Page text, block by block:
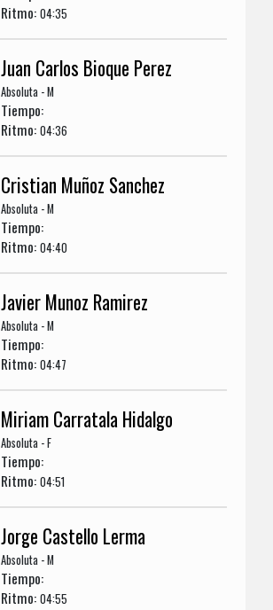
Ritmo:04:35
Juan Carlos Bioque Perez
Absoluta - M
Tiempo:
Ritmo:04:36
Cristian Muñoz Sanchez
Absoluta - M
Tiempo:
Ritmo:04:40
Javier Munoz Ramirez
Absoluta - M
Tiempo:
Ritmo:04:47
Miriam Carratala Hidalgo
Absoluta - F
Tiempo:
Ritmo:04:51
Jorge Castello Lerma
Absoluta - M
Tiempo:
Ritmo:04:55